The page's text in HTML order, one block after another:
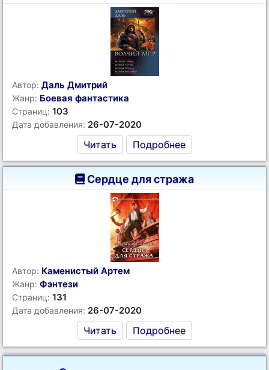
Автор: Даль Дмитрий
Жанр: Боевая фантастика
Страниц: 103
Дата добавления: 26-07-2020
Читать Подробнее
Сердце для стража
Автор: Каменистый Артем
Жанр: Фэнтези
Страниц: 131
Дата добавления: 26-07-2020
Читать Подробнее